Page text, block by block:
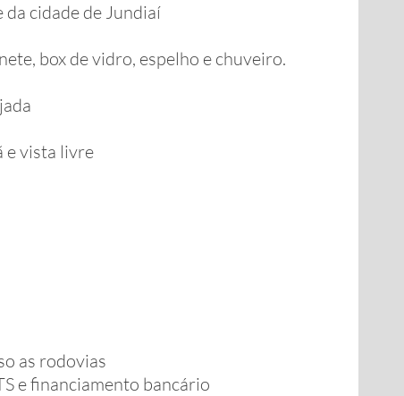
cidade de Jundiaí
box de vidro, espelho e chuveiro.
e vista livre
as rodovias
e financiamento bancário